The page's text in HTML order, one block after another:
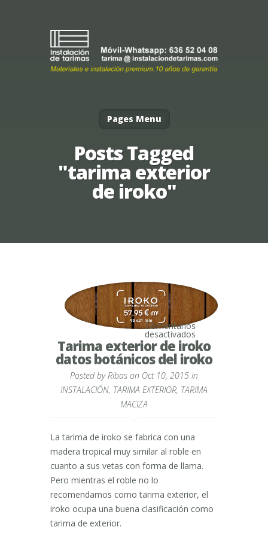
Pages Menu
Posts Tagged
"tarima exterior
de iroko"
Comentarios
desactivados
Tarima
exterior
de
iroko
datos
botánicos
del
Tarima exterior de iroko
datos botánicos del iroko
Posted byRibas on Oct 10, 2015 in
INSTALACIÓN, TARIMA EXTERIOR, TARIMA
MACIZA
La tarima de iroko se fabrica con una
madera tropical muy similar al roble en
cuanto a sus vetas con forma de llama.
Pero mientras el roble no lo
recomendamos como tarima exterior, el
iroko ocupa una buena clasificación como
tarima de exterior.